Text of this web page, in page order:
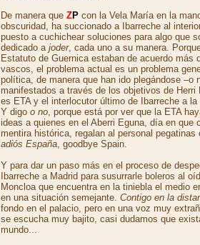
De manera que ZP con la Vela María en la
obscuridad, ha succionado a Ibarreche al
puesto a cuchichear soluciones para algo que
dedicado a joder, cada uno a su manera.
Estatuto de Guernica estaban de acuerdo más
vascos, el problema actual es un problema
política, de manera que han ido plegándose –o
manifestados a través de los objetivos de Herri
es ETA y el interlocutor último de Ibarreche a
Y digo o no, porque está por ver que la ETA
ideas a quienes en el Aberri Eguna, día en que
mentira histórica, regalan al personal
adiós España, goodbye Spain.
Y para dar un paso más en el proceso de
Ibarreche a Madrid para susurrarle boleros al
Moncloa que encuentra en la tiniebla el medio
en una situación semejante. Contigo en la
fondo en el palacio, pero en una voz muy
se escucha muy bajito, casi dudamos que
mundo...